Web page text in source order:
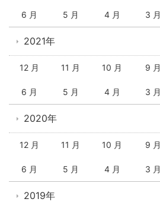
6 月 5 月 4 月 3 月
2021年
12 月 11 月 10 月 9 月
6 月 5 月 4 月 3 月
2020年
12 月 11 月 10 月 9 月
6 月 5 月 4 月 3 月
2019年